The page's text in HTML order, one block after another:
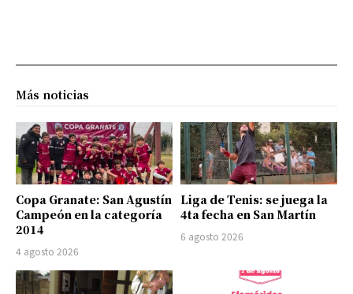
Más noticias
Copa Granate: San Agustín
Campeón en la categoría
2014
4 agosto 2026
Liga de Tenis: se juega la
4ta fecha en San Martín
6 agosto 2026